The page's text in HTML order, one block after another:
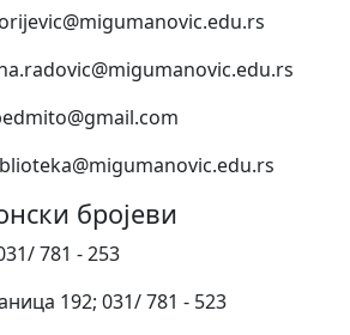
бројеви
781 - 253
192; 031/ 781 - 523